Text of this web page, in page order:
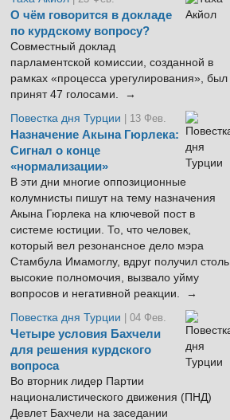
О чём говорится в докладе
по курдскому вопросу?
Совместный доклад
парламентской комиссии, созданной в
рамках «процесса урегулирования», был
принят 47 голосами. →
Повестка дня Турции
| 13 Фев.
Назначение Акына Гюрлека:
Сигнал о конце
«нормализации»
В эти дни многие оппозиционные
колумнисты пишут на тему назначения
Акына Гюрлека на ключевой пост в
системе юстиции. То, что человек,
который вел резонансное дело мэра
Стамбула Имамоглу, вдруг получил столь
высокие полномочия, вызвало уйму
вопросов и негативной реакции. →
Повестка дня Турции
| 04 Фев.
Четыре условия Бахчели
для решения курдского
вопроса
Во вторник лидер Партии
националистического движения (ПНД)
Девлет Бахчели на заседании